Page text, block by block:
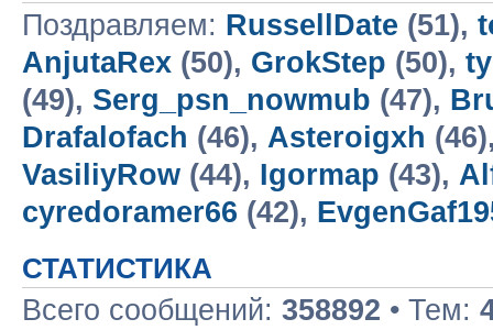
Поздравляем: RussellDate (51),
AnjutaRex (50), GrokStep (50),
(49), Serg_psn_nowmub (47),
Drafalofach (46), Asteroigxh
VasiliyRow (44), Igormap (43),
cyredoramer66 (42),
СТАТИСТИКА
Всего сообщений: 358892 • Тем: